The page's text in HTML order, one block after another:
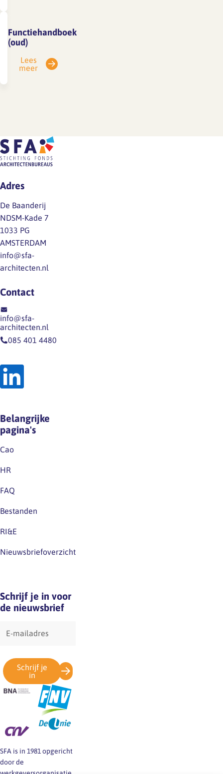
Functiehandboek
(oud)
Lees
meer
Adres
De Baanderij
NDSM-Kade 7
1033 PG
AMSTERDAM
info@sfa-
architecten.nl
Contact
info@sfa-
architecten.nl
085 401 4480
Belangrijke
pagina's
Cao
HR
FAQ
Bestanden
RI&E
Nieuwsbriefoverzicht
Schrijf je in voor
de nieuwsbrief
mailadres
Schrijf je
in
SFA is in 1981 opgericht
door de